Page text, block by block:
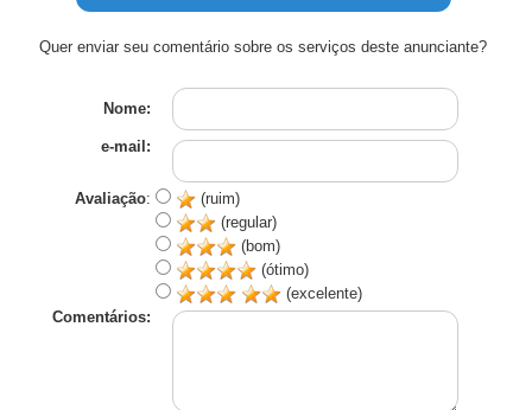
Quer enviar seu comentário sobre os serviços deste anunciante?
Nome:
e-mail:
Avaliação:
(ruim)
(regular)
(bom)
(ótimo)
(excelente)
Comentários: